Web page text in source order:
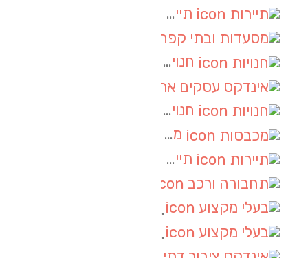
תיירות
חנויות
חנויות
מכבסות
תיירות